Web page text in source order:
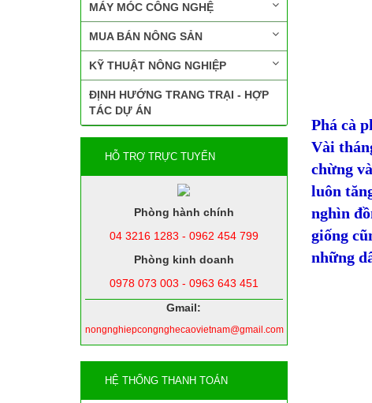
MÁY MÓC CÔNG NGHỆ
MUA BÁN NÔNG SẢN
KỸ THUẬT NÔNG NGHIỆP
ĐỊNH HƯỚNG TRANG TRẠI - HỢP
TÁC DỰ ÁN
HỖ TRỢ TRỰC TUYẾN
Phòng hành chính
04 3216 1283 - 0962 454 799
Phòng kinh doanh
0978 073 003 - 0963 643 451
Gmail:
nongnghiepcongnghecaovietnam@gmail.com
HỆ THỐNG THANH TOÁN
Phá cà
Vài
chừng
luôn
nghìn
giống
những